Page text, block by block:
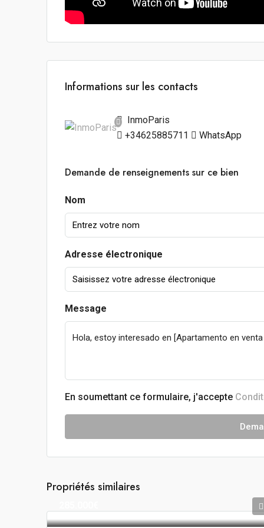
Informations sur les contacts
InmoParis
+34625885711
WhatsApp
Demande de renseignements sur ce bien
Nom
Adresse électronique
Message
En soumettant ce formulaire, j'accepte
Propriétés similaires